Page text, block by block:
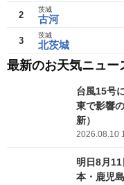
2 古河
茨城
3 北茨城
茨城
最新のお天気ニュー
台風15号
東で影響
新）
2026.08.10
明日8月
本・鹿児